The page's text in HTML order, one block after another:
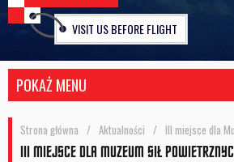
VISIT US BEFORE FLIGHT
POKAŻ MENU
Strona główna / Aktualności / III miejsce dla
III MIEJSCE DLA MUZEUM SIŁ